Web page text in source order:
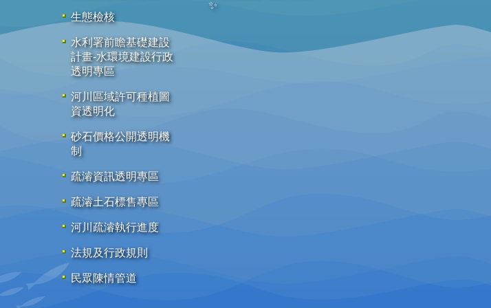
生態檢核
水利署前瞻基礎建設
計畫-水環境建設行政
透明專區
河川區域許可種植圖
資透明化
砂石價格公開透明機
制
疏濬資訊透明專區
疏濬土石標售專區
河川疏濬執行進度
法規及行政規則
民眾陳情管道
✨